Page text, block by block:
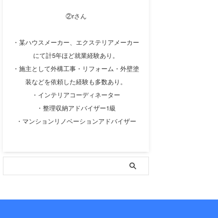
②rさん
・某ハウスメーカー、エクステリアメーカー
にて計5年ほど就業経験あり。
・施主として外構工事・リフォーム・外壁塗
装などを依頼した経験も多数あり。
・インテリアコーディネーター
・整理収納アドバイザー1級
・マンションリノベーションアドバイザー